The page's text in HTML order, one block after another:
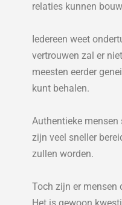
relaties kunnen
Iedereen weet
vertrouwen zal er
meesten eerder
kunt behalen.
Authentieke mensen
zijn veel sneller
zullen worden.
Toch zijn er mensen